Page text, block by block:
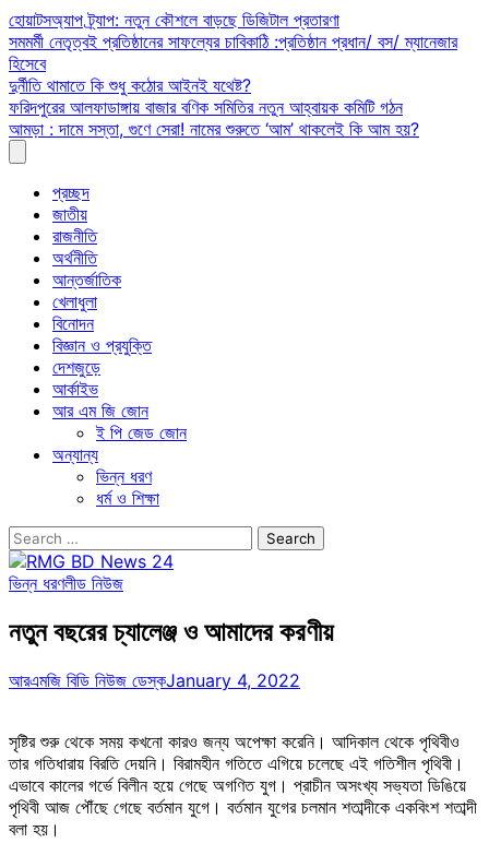
Skip
to
content
হোয়াটসঅ্যাপ ট্র্যাপ: নতুন কৌশলে বাড়ছে ডিজিটাল প্রতারণা
সমমর্মী নেতৃত্বই প্রতিষ্ঠানের সাফল্যের চাবিকাঠি :প্রতিষ্ঠান প্রধান/ বস/ ম্যানেজার
হিসেবে
দুর্নীতি থামাতে কি শুধু কঠোর আইনই যথেষ্ট?
ফরিদপুরের আলফাডাঙ্গায় বাজার বণিক সমিতির নতুন আহ্বায়ক কমিটি গঠন
আমড়া : দামে সস্তা, গুণে সেরা! নামের শুরুতে ‘আম’ থাকলেই কি আম হয়?
প্রচ্ছদ
জাতীয়
রাজনীতি
অর্থনীতি
আন্তর্জাতিক
খেলাধুলা
বিনোদন
বিজ্ঞান ও প্রযুক্তি
দেশজুড়ে
আর্কাইভ
আর এম জি জোন
ই পি জেড জোন
অন্যান্য
ভিন্ন ধরণ
ধর্ম ও শিক্ষা
Search
for:
ভিন্ন ধরণলীড নিউজ
নতুন বছরের চ্যালেঞ্জ ও আমাদের করণীয়
আরএমজি বিডি নিউজ ডেস্কJanuary 4, 2022
সৃষ্টির শুরু থেকে সময় কখনো কারও জন্য অপেক্ষা করেনি। আদিকাল থেকে পৃথিবীও
তার গতিধারায় বিরতি দেয়নি। বিরামহীন গতিতে এগিয়ে চলেছে এই গতিশীল পৃথিবী।
এভাবে কালের গর্ভে বিলীন হয়ে গেছে অগণিত যুগ। প্রাচীন অসংখ্য সভ্যতা ডিঙিয়ে
পৃথিবী আজ পৌঁছে গেছে বর্তমান যুগে। বর্তমান যুগের চলমান শতাব্দীকে একবিংশ শতাব্দী
বলা হয়।